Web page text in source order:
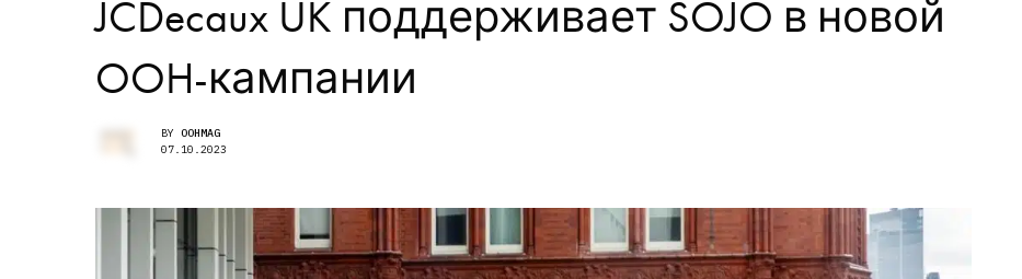
JCDecaux UK поддерживает SOJO в новой
OOH-кампании
BY OOHMAG
07.10.2023